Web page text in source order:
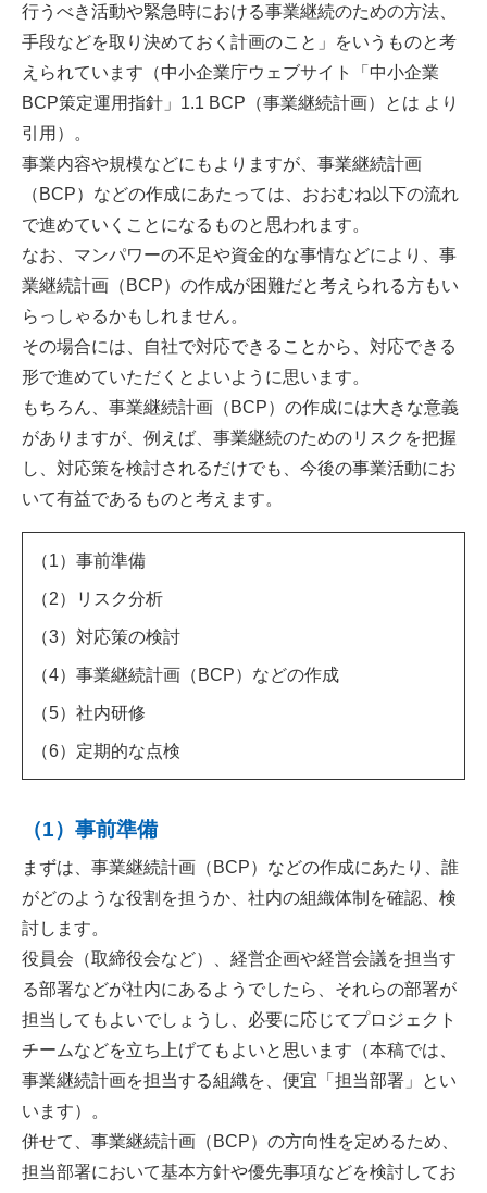
行うべき活動や緊急時における事業継続のための方法、
手段などを取り決めておく計画のこと」をいうものと考
えられています（中小企業庁ウェブサイト「中小企業
BCP策定運用指針」1.1 BCP（事業継続計画）とは より
引用）。
事業内容や規模などにもよりますが、事業継続計画
（BCP）などの作成にあたっては、おおむね以下の流れ
で進めていくことになるものと思われます。
なお、マンパワーの不足や資金的な事情などにより、事
業継続計画（BCP）の作成が困難だと考えられる方もい
らっしゃるかもしれません。
その場合には、自社で対応できることから、対応できる
形で進めていただくとよいように思います。
もちろん、事業継続計画（BCP）の作成には大きな意義
がありますが、例えば、事業継続のためのリスクを把握
し、対応策を検討されるだけでも、今後の事業活動にお
いて有益であるものと考えます。
（1）事前準備
（2）リスク分析
（3）対応策の検討
（4）事業継続計画（BCP）などの作成
（5）社内研修
（6）定期的な点検
（1）事前準備
まずは、事業継続計画（BCP）などの作成にあたり、誰
がどのような役割を担うか、社内の組織体制を確認、検
討します。
役員会（取締役会など）、経営企画や経営会議を担当す
る部署などが社内にあるようでしたら、それらの部署が
担当してもよいでしょうし、必要に応じてプロジェクト
チームなどを立ち上げてもよいと思います（本稿では、
事業継続計画を担当する組織を、便宜「担当部署」とい
います）。
併せて、事業継続計画（BCP）の方向性を定めるため、
担当部署において基本方針や優先事項などを検討してお